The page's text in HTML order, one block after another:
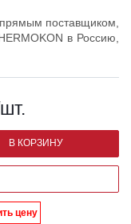
поставщиком,
в Россию,
В КОРЗИНУ
цену